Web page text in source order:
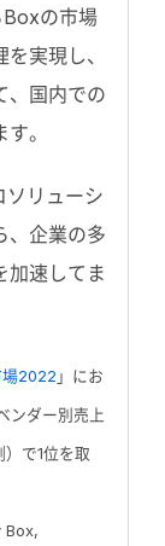
の市場
実現し、
、国内での
。
リューシ
、企業の多
加速してま
2022 」にお
ンダー別売上
で1位を取
Box,